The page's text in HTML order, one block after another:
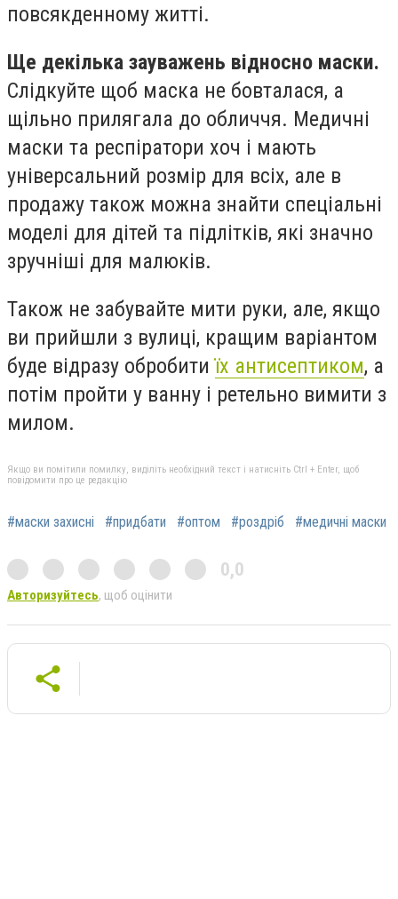
повсякденному житті.
Ще декілька зауважень відносно маски.
Слідкуйте щоб маска не бовталася, а
щільно прилягала до обличчя. Медичні
маски та респіратори хоч і мають
універсальний розмір для всіх, але в
продажу також можна знайти спеціальні
моделі для дітей та підлітків, які значно
зручніші для малюків.
Також не забувайте мити руки, але, якщо
ви прийшли з вулиці, кращим варіантом
буде відразу обробитиїх антисептиком, а
потім пройти у ванну і ретельно вимити з
милом.
Якщо ви помітили помилку, виділіть необхідний текст і натисніть Ctrl + Enter, щоб
повідомити про це редакцію
#маски захисні #придбати #оптом #роздріб #медичні маски
0,0
Авторизуйтесь, щоб оцінити